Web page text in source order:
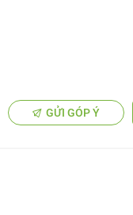
GỬI GÓP Ý